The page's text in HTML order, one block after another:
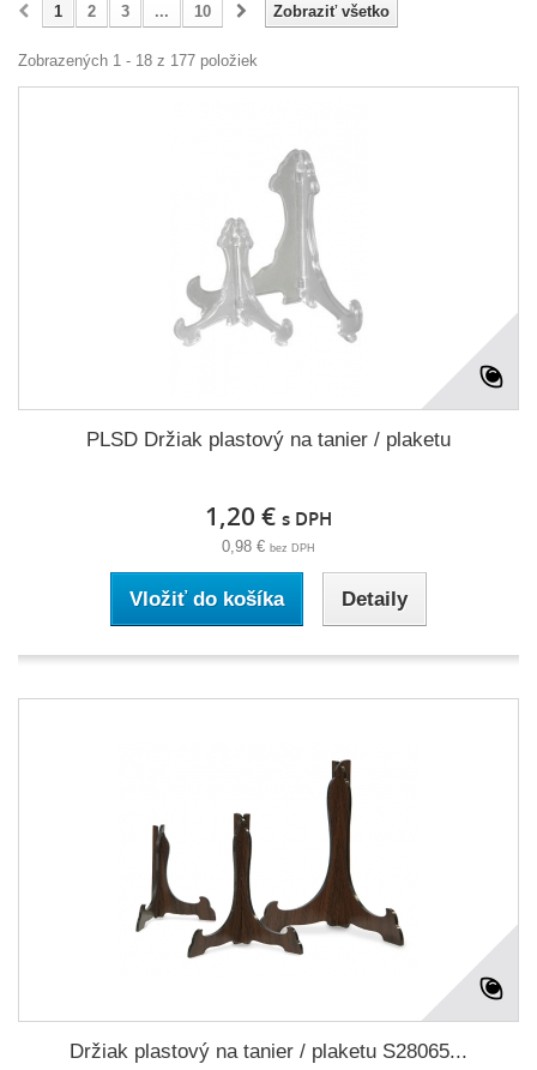
Zobraziť všetko
1 2 3 ... 10
Zobrazených 1 - 18 z 177 položiek
PLSD Držiak plastový na tanier / plaketu
1,20 € s DPH
0,98 € bez DPH
Vložiť do košíka Detaily
Držiak plastový na tanier / plaketu S28065...